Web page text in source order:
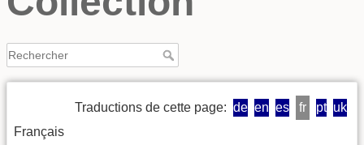
Traductions de cette page: de en es fr pt uk
Français